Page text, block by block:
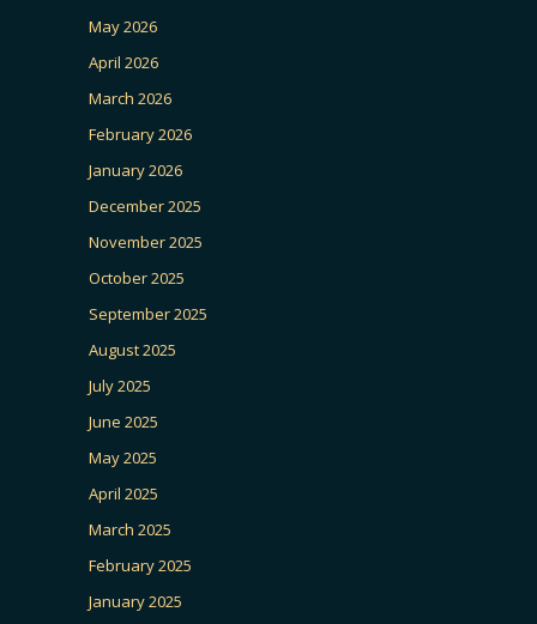
May 2026
April 2026
March 2026
February 2026
January 2026
December 2025
November 2025
October 2025
September 2025
August 2025
July 2025
June 2025
May 2025
April 2025
March 2025
February 2025
January 2025